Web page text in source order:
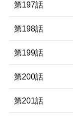
第197話
第198話
第199話
第200話
第201話